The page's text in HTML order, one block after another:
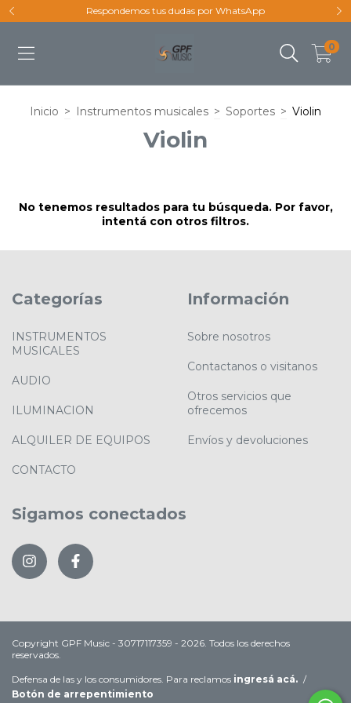
Respondemos tus dudas por WhatsApp
0
Inicio > Instrumentos musicales > Soportes > Violin
Violin
No tenemos resultados para tu búsqueda. Por favor,
intentá con otros filtros.
Categorías
INSTRUMENTOS
MUSICALES
AUDIO
ILUMINACION
ALQUILER DE EQUIPOS
CONTACTO
Información
Sobre nosotros
Contactanos o visitanos
Otros servicios que
ofrecemos
Envíos y devoluciones
Sigamos conectados
Copyright GPF Music - 30717117359 - 2026. Todos los derechos
reservados.
Defensa de las y los consumidores. Para reclamos ingresá acá. /
Botón de arrepentimiento